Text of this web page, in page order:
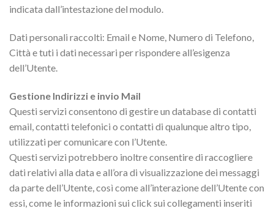
indicata dall’intestazione del modulo.
Dati personali raccolti: Email e Nome, Numero di Telefono,
Città e tuti i dati necessari per rispondere all’esigenza
dell’Utente.
Gestione Indirizzi e invio Mail
Questi servizi consentono di gestire un database di contatti
email, contatti telefonici o contatti di qualunque altro tipo,
utilizzati per comunicare con l’Utente.
Questi servizi potrebbero inoltre consentire di raccogliere
dati relativi alla data e all’ora di visualizzazione dei messaggi
da parte dell’Utente, così come all’interazione dell’Utente con
essi, come le informazioni sui click sui collegamenti inseriti